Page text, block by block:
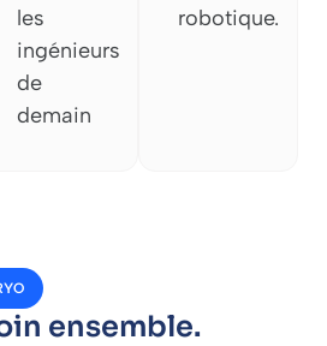
les
ingénieurs
de
demain
robotique.
ensemble.